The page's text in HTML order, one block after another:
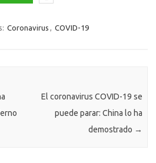
Coronavirus , COVID-19
El coronavirus COVID-19 se
puede parar: China lo ha
demostrado →